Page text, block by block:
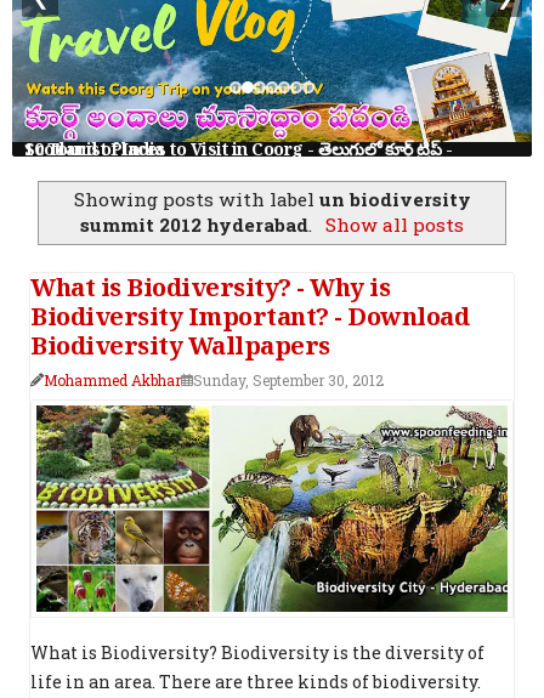
10 Tourist Places to Visit in Coorg - తెలుగులో కూర్గ్ ట్రిప్ - Scotland of India
Showing posts with label un biodiversity
summit 2012 hyderabad. Show all posts
What is Biodiversity? - Why is
Biodiversity Important? - Download
Biodiversity Wallpapers
Mohammed Akbhar Sunday, September 30, 2012
What is Biodiversity? Biodiversity is the diversity of
life in an area. There are three kinds of biodiversity.